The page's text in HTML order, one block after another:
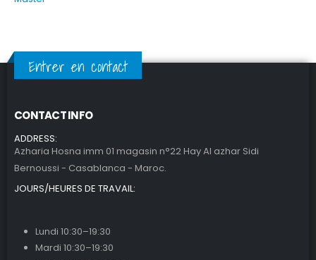
Entrer en contact
CONTACT INFO
ADDRESS:
Azharia Hosna imm 01 magasin n°22 Hay Al azhar Sidi
Bernoussi - Casablanca - Maroc.
JOURS/HEURES DE TRAVAIL:
Lundi 10:30–19:30
Mardi 10:30–19:30